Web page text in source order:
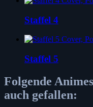
Staffel 4
Staffel 5
Folgende
auch gefallen: